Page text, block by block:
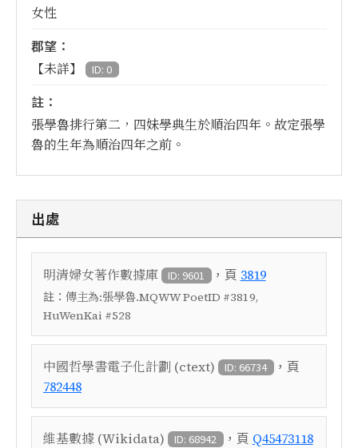
女性
郡望：
【未詳】 ID: 0
註：
張學魯排行第二，四妹學典生於順治四年。故定張學
魯的生年為順治四年之前。
出處
明清婦女著作數據庫 ID: 9601 ，頁 3819
註： 傳主為:張學魯.MQWW PoetID #3819,
HuWenKai #528
中國哲學書電子化計劃 (ctext) ID: 66734 ，頁
782448
維基數據 (Wikidata) ID: 68942 ，頁 Q45473118